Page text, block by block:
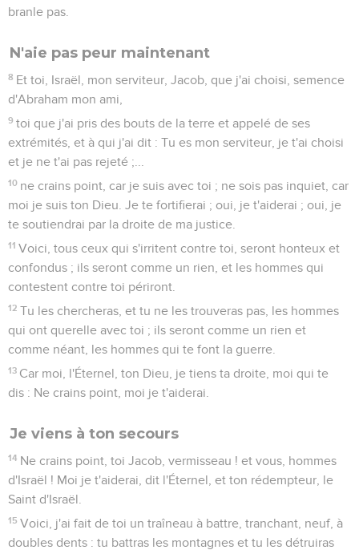
branle pas.
N'aie pas peur maintenant
8 Et toi, Israël, mon serviteur, Jacob, que j'ai choisi, semence
d'Abraham mon ami,
9 toi que j'ai pris des bouts de la terre et appelé de ses
extrémités, et à qui j'ai dit : Tu es mon serviteur, je t'ai choisi
et je ne t'ai pas rejeté ;...
10 ne crains point, car je suis avec toi ; ne sois pas inquiet, car
moi je suis ton Dieu. Je te fortifierai ; oui, je t'aiderai ; oui, je
te soutiendrai par la droite de ma justice.
11 Voici, tous ceux qui s'irritent contre toi, seront honteux et
confondus ; ils seront comme un rien, et les hommes qui
contestent contre toi périront.
12 Tu les chercheras, et tu ne les trouveras pas, les hommes
qui ont querelle avec toi ; ils seront comme un rien et
comme néant, les hommes qui te font la guerre.
13 Car moi, l'Éternel, ton Dieu, je tiens ta droite, moi qui te
dis : Ne crains point, moi je t'aiderai.
Je viens à ton secours
14 Ne crains point, toi Jacob, vermisseau ! et vous, hommes
d'Israël ! Moi je t'aiderai, dit l'Éternel, et ton rédempteur, le
Saint d'Israël.
15 Voici, j'ai fait de toi un traîneau à battre, tranchant, neuf, à
doubles dents : tu battras les montagnes et tu les détruiras